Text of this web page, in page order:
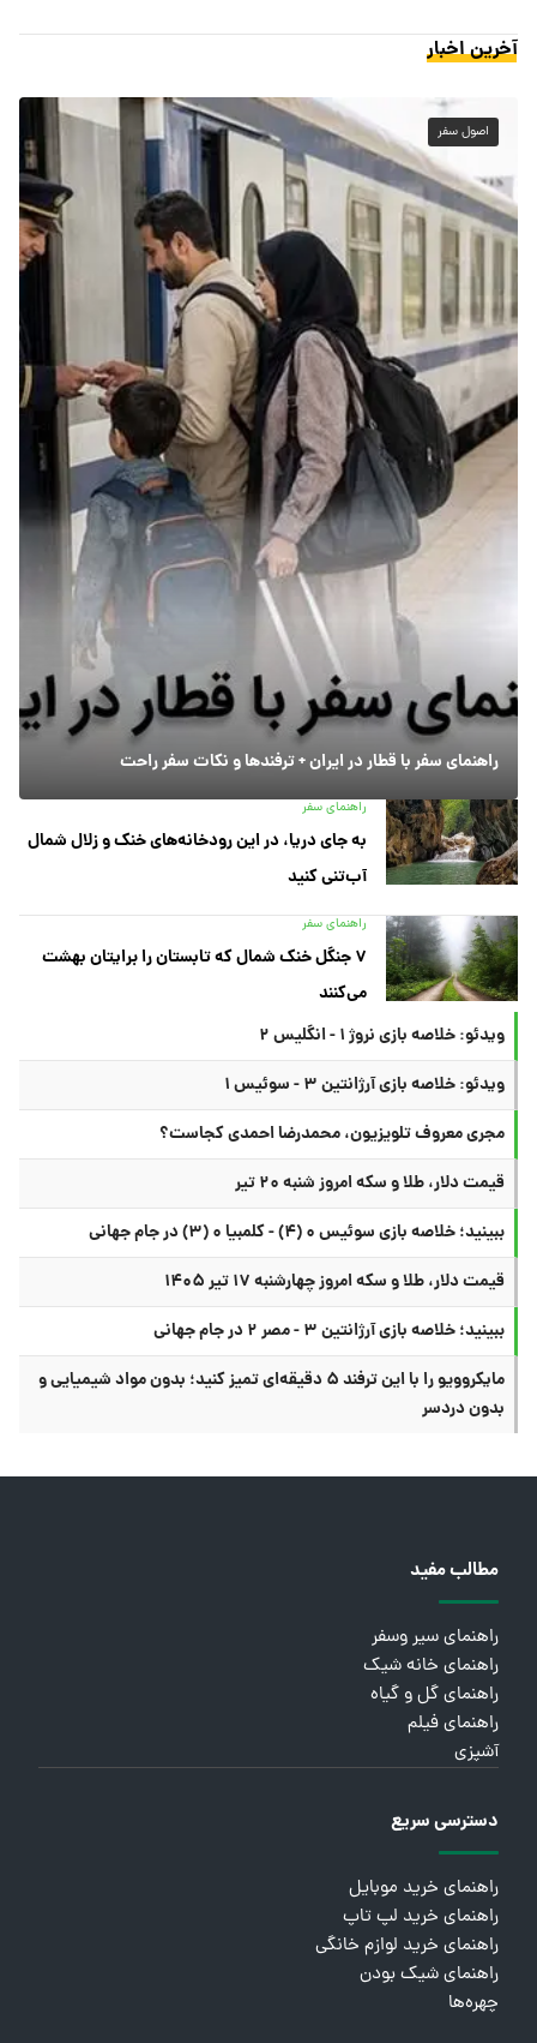
آخرین اخبار
اصول سفر
راهنمای سفر با قطار در ایران + ترفندها و نکات سفر راحت
راهنمای سفر
به جای دریا، در این رودخانه‌های خنک و زلال شمال
آب‌تنی کنید
راهنمای سفر
۷ جنگل خنک شمال که تابستان را برایتان بهشت
می‌کنند
ویدئو: خلاصه بازی نروژ ۱ - انگلیس ۲
ویدئو: خلاصه بازی آرژانتین ۳ - سوئیس ۱
مجری معروف تلویزیون، محمدرضا احمدی کجاست؟
قیمت دلار، طلا و سکه امروز شنبه ۲۰ تیر
ببینید؛ خلاصه بازی سوئیس ۰ (۴) - کلمبیا ۰ (۳) در جام جهانی
قیمت دلار، طلا و سکه امروز چهارشنبه ۱۷ تیر ۱۴۰۵
ببینید؛ خلاصه بازی آرژانتین ۳ - مصر ۲ در جام جهانی
مایکروویو را با این ترفند ۵ دقیقه‌ای تمیز کنید؛ بدون مواد شیمیایی و
بدون دردسر
مطالب مفید
راهنمای سیر وسفر
راهنمای خانه شیک
راهنمای گل و گیاه
راهنمای فیلم
آشپزی
دسترسی سریع
راهنمای خرید موبایل
راهنمای خرید لپ تاپ
راهنمای خرید لوازم خانگی
راهنمای شیک بودن
چهره‌ها